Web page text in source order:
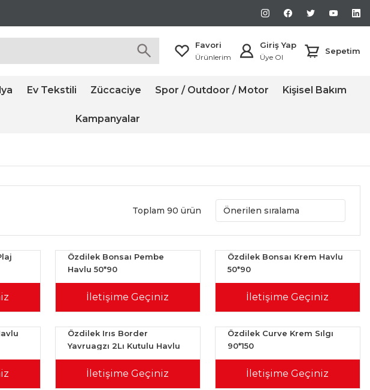
Favori
Ürünlerim
Giriş Yap
Üye Ol
Sepetim
Ev Tekstili Züccaciye Spor / Outdoor / Motor Kişisel Bakım
Kampanyalar
Toplam 90 ürün
Özdilek Bonsaı Pembe
Havlu 50*90
İletişime Geçiniz
Özdilek Bonsaı Krem Havlu
50*90
İletişime Geçiniz
Özdilek Irıs Border
Yavruagzı 2Lı Kutulu Havlu
İletişime Geçiniz
Özdilek Curve Krem Sılgı
90*150
İletişime Geçiniz